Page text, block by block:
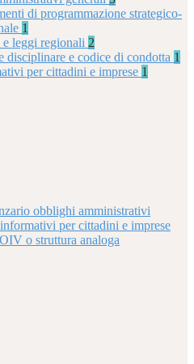
di programmazione strategico-
1
e leggi regionali 2
disciplinare e codice di condotta 1
per cittadini e imprese 1
obblighi amministrativi
per cittadini e imprese
o struttura analoga